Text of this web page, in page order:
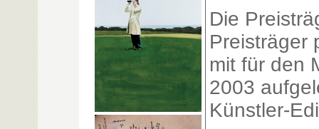
Die
Preisträger
mit für den
2003
Künstler-